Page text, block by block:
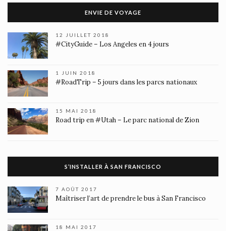
ENVIE DE VOYAGE
12 JUILLET 2018
#CityGuide – Los Angeles en 4 jours
1 JUIN 2018
#RoadTrip – 5 jours dans les parcs nationaux
15 MAI 2018
Road trip en #Utah – Le parc national de Zion
S’INSTALLER À SAN FRANCISCO
7 AOÛT 2017
Maîtriser l’art de prendre le bus à San Francisco
18 MAI 2017